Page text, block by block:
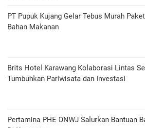
PT Pupuk Kujang Gelar Tebus Murah Paket
Bahan Makanan
Brits Hotel Karawang Kolaborasi Lintas
Tumbuhkan Pariwisata dan Investasi
Pertamina PHE ONWJ Salurkan Bantuan